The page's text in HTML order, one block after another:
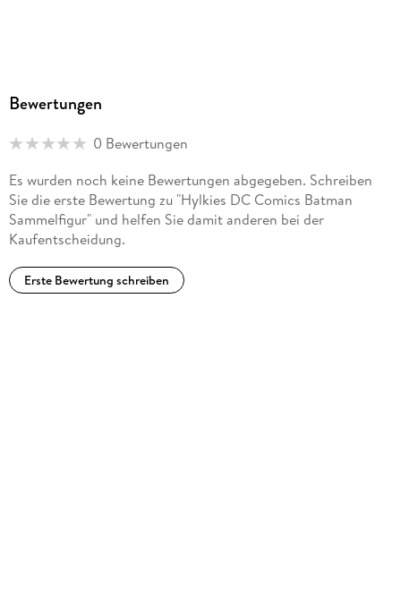
Bewertungen
0 Bewertungen
Es wurden noch keine Bewertungen abgegeben. Schreiben
Sie die erste Bewertung zu "Hylkies DC Comics Batman
Sammelfigur" und helfen Sie damit anderen bei der
Kaufentscheidung.
Erste Bewertung schreiben